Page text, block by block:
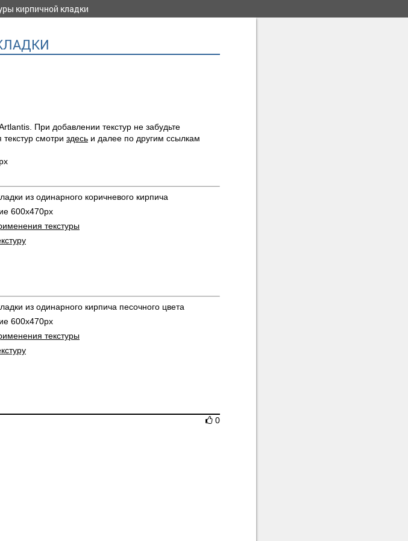
кирпичной кладки
При добавлении текстур не забудьте
смотри здесь и далее по другим ссылкам
из одинарного коричневого кирпича
600х470px
текстуры
из одинарного кирпича песочного цвета
600х470px
текстуры
0